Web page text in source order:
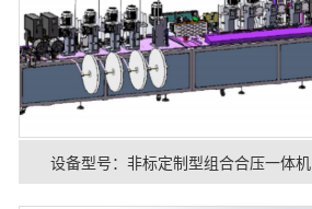
设备型号：非标定制型组合合压一体机